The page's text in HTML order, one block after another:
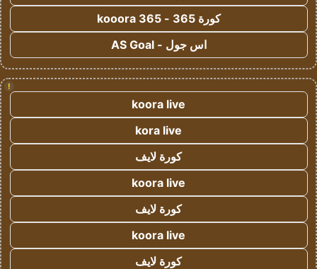
كورة 365 - kooora 365
اس جول - AS Goal
!
koora live
kora live
كورة لايف
koora live
كورة لايف
koora live
كورة لايف